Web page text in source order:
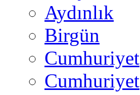
Aydınlık
Birgün
Cumhuriyet
Cumhuriyet